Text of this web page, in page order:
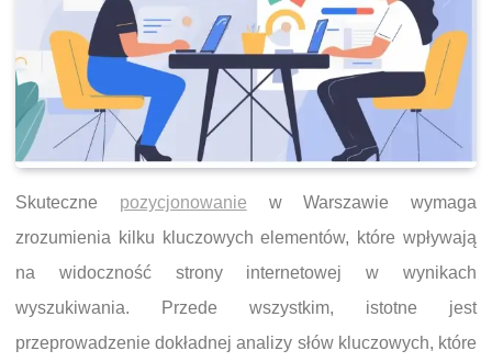
Skuteczne pozycjonowanie w Warszawie wymaga
zrozumienia kilku kluczowych elementów, które wpływają
na widoczność strony internetowej w wynikach
wyszukiwania. Przede wszystkim, istotne jest
przeprowadzenie dokładnej analizy słów kluczowych, które